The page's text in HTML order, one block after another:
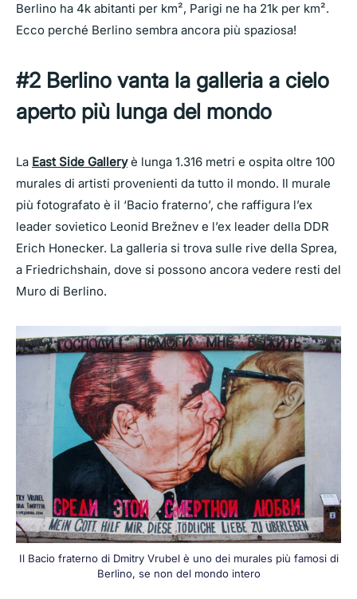
Berlino ha 4k abitanti per km², Parigi ne ha 21k per km².
Ecco perché Berlino sembra ancora più spaziosa!
#2 Berlino vanta la galleria a cielo
aperto più lunga del mondo
La East Side Galleryè lunga 1.316 metri e ospita oltre 100
murales di artisti provenienti da tutto il mondo. Il murale
più fotografato è il ‘Bacio fraterno’, che raffigura l’ex
leader sovietico Leonid Brežnev e l’ex leader della DDR
Erich Honecker. La galleria si trova sulle rive della Sprea,
a Friedrichshain, dove si possono ancora vedere resti del
Muro di Berlino.
Il Bacio fraterno di Dmitry Vrubel è uno dei murales più famosi di
Berlino, se non del mondo intero